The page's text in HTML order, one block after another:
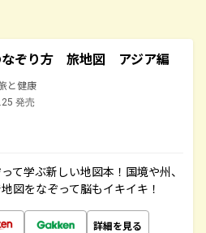
なぞり方 旅地図 アジア編
と健康
発売
て学ぶ新しい地図本！国境や州、
図をなぞって脳もイキイキ！
詳細を見る